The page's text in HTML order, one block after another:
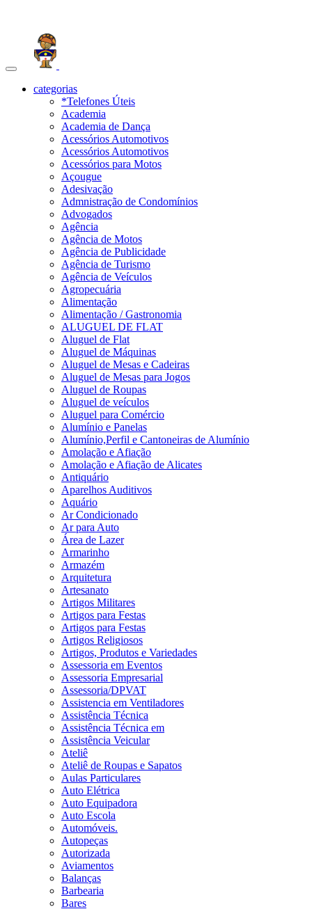
Toggle
navigationcategorias
*Telefones Úteis
Academia
Academia de Dança
Acessórios Automotivos
Acessórios Automotivos
Acessórios para Motos
Açougue
Adesivação
Admnistração de Condomínios
Advogados
Agência
Agência de Motos
Agência de Publicidade
Agência de Turismo
Agência de Veículos
Agropecuária
Alimentação
Alimentação / Gastronomia
ALUGUEL DE FLAT
Aluguel de Flat
Aluguel de Máquinas
Aluguel de Mesas e Cadeiras
Aluguel de Mesas para Jogos
Aluguel de Roupas
Aluguel de veículos
Aluguel para Comércio
Alumínio e Panelas
Alumínio,Perfil e Cantoneiras de Alumínio
Amolação e Afiação
Amolação e Afiação de Alicates
Antiquário
Aparelhos Auditivos
Aquário
Ar Condicionado
Ar para Auto
Área de Lazer
Armarinho
Armazém
Arquitetura
Artesanato
Artigos Militares
Artigos para Festas
Artigos para Festas
Artigos Religiosos
Artigos, Produtos e Variedades
Assessoria em Eventos
Assessoria Empresarial
Assessoria/DPVAT
Assistencia em Ventiladores
Assistência Técnica
Assistência Técnica em
Assistência Veicular
Ateliê
Ateliê de Roupas e Sapatos
Aulas Particulares
Auto Elétrica
Auto Equipadora
Auto Escola
Automóveis.
Autopeças
Autorizada
Aviamentos
Balanças
Barbearia
Bares